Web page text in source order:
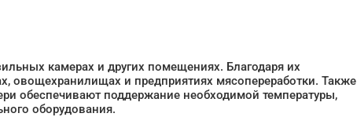
камерах и других помещениях. Благодаря их
овощехранилищах и предприятиях мясопереработки. Также
обеспечивают поддержание необходимой температуры,
оборудования.